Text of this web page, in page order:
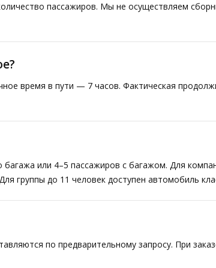
пассажиров. Мы не осуществляем
время в пути — 7 часов. Фактическая
или 4–5 пассажиров с багажом. Для
группы до 11 человек доступен автомобиль
по предварительному запросу. При